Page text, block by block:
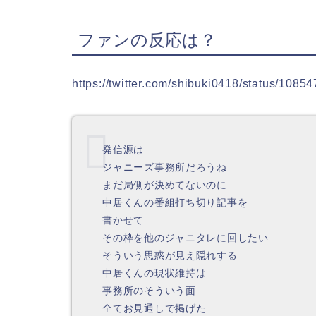
ファンの反応は？
https://twitter.com/shibuki0418/status/
発信源は
ジャニーズ事務所だろうね
まだ局側が決めてないのに
中居くんの番組打ち切り記事を
書かせて
その枠を他のジャニタレに回したい
そういう思惑が見え隠れする
中居くんの現状維持は
事務所のそういう面
全てお見通しで掲げた